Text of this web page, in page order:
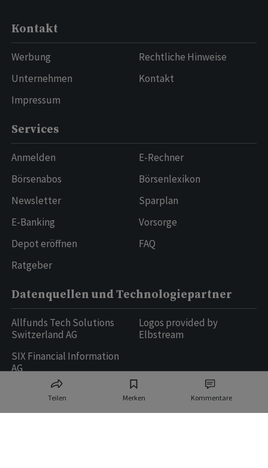
Teilen Merken Kommentare
Kontakt
Werbung
Unternehmen
Impressum
Rechtliche Hinweise
Kontakt
Services
Anmelden
Börsenabos
Newsletter
E-Banking
Depot eröffnen
Ratgeber
E-Rechner
Börsenlexikon
Sparplan
Vorsorge
FAQ
Datenquellen und Technologiepartner
Allfunds Tech Solutions
Switzerland AG
SIX Financial Information
AG
Logos provided by
Elbstream
Ringier AG | Ringier Medien Schweiz